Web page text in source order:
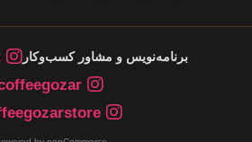
برنامه‌نویس و مشاور کسب‌وکار
coffeegozar